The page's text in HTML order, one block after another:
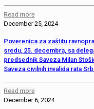
Read more
December 25, 2024
Poverenica za zaštitu
sredu, 25. decembra, sa
predsednik Saveza Milan
Saveza civilnih invalida rata
Read more
December 6, 2024